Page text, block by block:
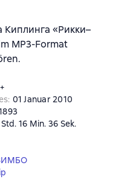
«Рикки–
MP3-Format
: 01 Januar 2010
Std. 16 Min. 36 Sek.